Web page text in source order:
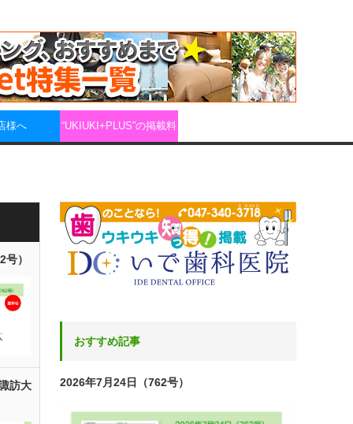
様へ “UKIUKI+PLUS”の掲載料
）
訪大
おすすめ記事
2026年7月24日（762号）